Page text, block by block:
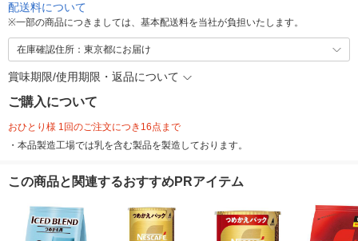
配送料について
※一部の商品につきましては、基本配送料を当社が負担いたします。
在庫確認住所：東京都にお届け
賞味期限/使用期限・返品について
ご購入について
おひとり様 1回のご注文につき16点まで
・本品製造工場では乳を含む製品を製造しております。
この商品と関連するおすすめPRアイテム